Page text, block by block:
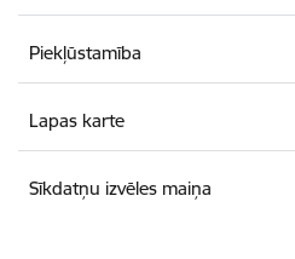
Piekļūstamība
Lapas karte
Sīkdatņu izvēles maiņa